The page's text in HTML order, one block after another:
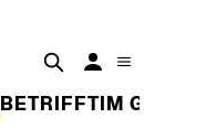
BETRIFFT IM